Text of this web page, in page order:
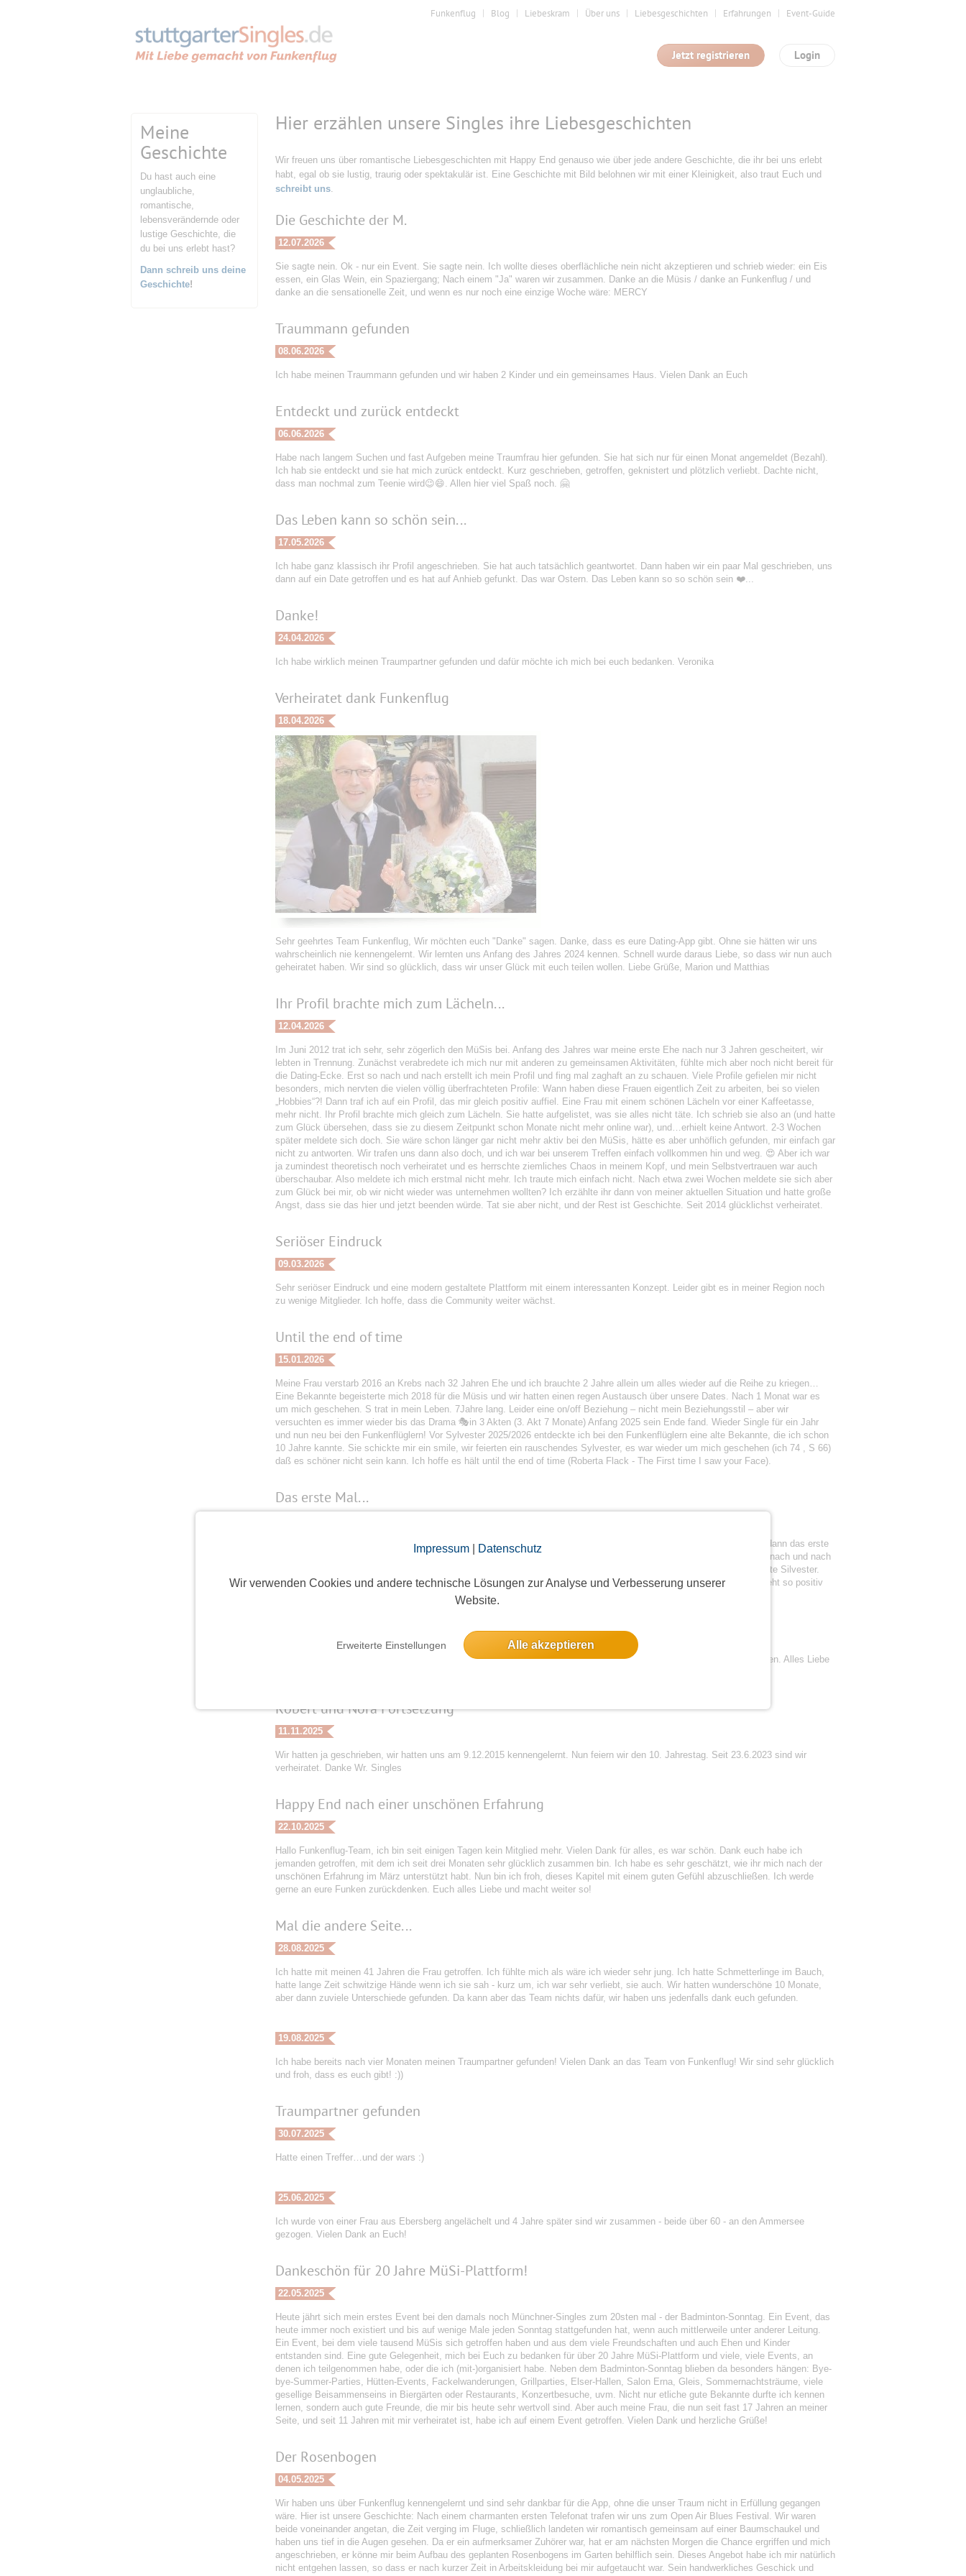
Impressum| Datenschutz
Wir verwenden Cookies und andere technische Lösungen zur Analyse und Verbesserung unserer
Website.
Erweiterte Einstellungen Alle akzeptieren
Funkenflug Blog Liebeskram Über uns Liebesgeschichten Erfahrungen Event-Guide
Login
Jetzt registrieren
Meine
Geschichte
Du hast auch eine
unglaubliche,
romantische,
lebensverändernde oder
lustige Geschichte, die
du bei uns erlebt hast?
Dann schreib uns deine
Geschichte!
Hier erzählen unsere Singles ihre Liebesgeschichten
Wir freuen uns über romantische Liebesgeschichten mit Happy End genauso wie über jede andere Geschichte, die ihr bei uns erlebt
habt, egal ob sie lustig, traurig oder spektakulär ist. Eine Geschichte mit Bild belohnen wir mit einer Kleinigkeit, also traut Euch und
schreibt uns.
Die Geschichte der M.
12.07.2026
Sie sagte nein. Ok - nur ein Event. Sie sagte nein. Ich wollte dieses oberflächliche nein nicht akzeptieren und schrieb wieder: ein Eis
essen, ein Glas Wein, ein Spaziergang; Nach einem "Ja" waren wir zusammen. Danke an die Müsis / danke an Funkenflug / und
danke an die sensationelle Zeit, und wenn es nur noch eine einzige Woche wäre: MERCY
Traummann gefunden
08.06.2026
Ich habe meinen Traummann gefunden und wir haben 2 Kinder und ein gemeinsames Haus. Vielen Dank an Euch
Entdeckt und zurück entdeckt
06.06.2026
Habe nach langem Suchen und fast Aufgeben meine Traumfrau hier gefunden. Sie hat sich nur für einen Monat angemeldet (Bezahl).
Ich hab sie entdeckt und sie hat mich zurück entdeckt. Kurz geschrieben, getroffen, geknistert und plötzlich verliebt. Dachte nicht,
dass man nochmal zum Teenie wird😉😄. Allen hier viel Spaß noch. 🤗
Das Leben kann so schön sein...
17.05.2026
Ich habe ganz klassisch ihr Profil angeschrieben. Sie hat auch tatsächlich geantwortet. Dann haben wir ein paar Mal geschrieben, uns
dann auf ein Date getroffen und es hat auf Anhieb gefunkt. Das war Ostern. Das Leben kann so so schön sein ❤️...
Danke!
24.04.2026
Ich habe wirklich meinen Traumpartner gefunden und dafür möchte ich mich bei euch bedanken. Veronika
Verheiratet dank Funkenflug
18.04.2026
Sehr geehrtes Team Funkenflug, Wir möchten euch "Danke" sagen. Danke, dass es eure Dating-App gibt. Ohne sie hätten wir uns
wahrscheinlich nie kennengelernt. Wir lernten uns Anfang des Jahres 2024 kennen. Schnell wurde daraus Liebe, so dass wir nun auch
geheiratet haben. Wir sind so glücklich, dass wir unser Glück mit euch teilen wollen. Liebe Grüße, Marion und Matthias
Ihr Profil brachte mich zum Lächeln...
12.04.2026
Im Juni 2012 trat ich sehr, sehr zögerlich den MüSis bei. Anfang des Jahres war meine erste Ehe nach nur 3 Jahren gescheitert, wir
lebten in Trennung. Zunächst verabredete ich mich nur mit anderen zu gemeinsamen Aktivitäten, fühlte mich aber noch nicht bereit für
die Dating-Ecke. Erst so nach und nach erstellt ich mein Profil und fing mal zaghaft an zu schauen. Viele Profile gefielen mir nicht
besonders, mich nervten die vielen völlig überfrachteten Profile: Wann haben diese Frauen eigentlich Zeit zu arbeiten, bei so vielen
„Hobbies“?! Dann traf ich auf ein Profil, das mir gleich positiv auffiel. Eine Frau mit einem schönen Lächeln vor einer Kaffeetasse,
mehr nicht. Ihr Profil brachte mich gleich zum Lächeln. Sie hatte aufgelistet, was sie alles nicht täte. Ich schrieb sie also an (und hatte
zum Glück übersehen, dass sie zu diesem Zeitpunkt schon Monate nicht mehr online war), und…erhielt keine Antwort. 2-3 Wochen
später meldete sich doch. Sie wäre schon länger gar nicht mehr aktiv bei den MüSis, hätte es aber unhöflich gefunden, mir einfach gar
nicht zu antworten. Wir trafen uns dann also doch, und ich war bei unserem Treffen einfach vollkommen hin und weg. 😍 Aber ich war
ja zumindest theoretisch noch verheiratet und es herrschte ziemliches Chaos in meinem Kopf, und mein Selbstvertrauen war auch
überschaubar. Also meldete ich mich erstmal nicht mehr. Ich traute mich einfach nicht. Nach etwa zwei Wochen meldete sie sich aber
zum Glück bei mir, ob wir nicht wieder was unternehmen wollten? Ich erzählte ihr dann von meiner aktuellen Situation und hatte große
Angst, dass sie das hier und jetzt beenden würde. Tat sie aber nicht, und der Rest ist Geschichte. Seit 2014 glücklichst verheiratet.
Seriöser Eindruck
09.03.2026
Sehr seriöser Eindruck und eine modern gestaltete Plattform mit einem interessanten Konzept. Leider gibt es in meiner Region noch
zu wenige Mitglieder. Ich hoffe, dass die Community weiter wächst.
Until the end of time
15.01.2026
Meine Frau verstarb 2016 an Krebs nach 32 Jahren Ehe und ich brauchte 2 Jahre allein um alles wieder auf die Reihe zu kriegen…
Eine Bekannte begeisterte mich 2018 für die Müsis und wir hatten einen regen Austausch über unsere Dates. Nach 1 Monat war es
um mich geschehen. S trat in mein Leben. 7Jahre lang. Leider eine on/off Beziehung – nicht mein Beziehungsstil – aber wir
versuchten es immer wieder bis das Drama 🎭in 3 Akten (3. Akt 7 Monate) Anfang 2025 sein Ende fand. Wieder Single für ein Jahr
und nun neu bei den Funkenflüglern! Vor Sylvester 2025/2026 entdeckte ich bei den Funkenflüglern eine alte Bekannte, die ich schon
10 Jahre kannte. Sie schickte mir ein smile, wir feierten ein rauschendes Sylvester, es war wieder um mich geschehen (ich 74 , S 66)
daß es schöner nicht sein kann. Ich hoffe es hält until the end of time (Roberta Flack - The First time I saw your Face).
Das erste Mal...
Am 6.12.2024 haben mein Partner und ich angefangen uns über Funkenflug zu schreiben. Am 2.1.2025 haben wir uns dann das erste
Mal live getroffen und am 9.1.2025 waren wir zusammen. ... Das weitere Jahr über waren wir unzertrennlich und haben nach und nach
das Leben des anderen kennengelernt. Der erste gemeinsame Urlaub, das erste Mal gemeinsam Weihnachten, das erste Silvester.
2026 hält viel für uns bereit, denn im März ziehen wir in ein gemeinsames Häuschen. Ich hoffe die Liebesgeschichte geht so positiv
weiter. Danke, dass ihr uns zusammen gebracht habt.
Meine Geschichte ist zu komplex um hier alles zu erzählen:-) Es ist einfach nur wunderbar, dass wir uns gefunden haben. Alles Liebe
Robert und Nora Fortsetzung
11.11.2025
Wir hatten ja geschrieben, wir hatten uns am 9.12.2015 kennengelernt. Nun feiern wir den 10. Jahrestag. Seit 23.6.2023 sind wir
verheiratet. Danke Wr. Singles
Happy End nach einer unschönen Erfahrung
22.10.2025
Hallo Funkenflug-Team, ich bin seit einigen Tagen kein Mitglied mehr. Vielen Dank für alles, es war schön. Dank euch habe ich
jemanden getroffen, mit dem ich seit drei Monaten sehr glücklich zusammen bin. Ich habe es sehr geschätzt, wie ihr mich nach der
unschönen Erfahrung im März unterstützt habt. Nun bin ich froh, dieses Kapitel mit einem guten Gefühl abzuschließen. Ich werde
gerne an eure Funken zurückdenken. Euch alles Liebe und macht weiter so!
Mal die andere Seite...
28.08.2025
Ich hatte mit meinen 41 Jahren die Frau getroffen. Ich fühlte mich als wäre ich wieder sehr jung. Ich hatte Schmetterlinge im Bauch,
hatte lange Zeit schwitzige Hände wenn ich sie sah - kurz um, ich war sehr verliebt, sie auch. Wir hatten wunderschöne 10 Monate,
aber dann zuviele Unterschiede gefunden. Da kann aber das Team nichts dafür, wir haben uns jedenfalls dank euch gefunden.
19.08.2025
Ich habe bereits nach vier Monaten meinen Traumpartner gefunden! Vielen Dank an das Team von Funkenflug! Wir sind sehr glücklich
und froh, dass es euch gibt! :))
Traumpartner gefunden
30.07.2025
Hatte einen Treffer…und der wars :)
25.06.2025
Ich wurde von einer Frau aus Ebersberg angelächelt und 4 Jahre später sind wir zusammen - beide über 60 - an den Ammersee
gezogen. Vielen Dank an Euch!
Dankeschön für 20 Jahre MüSi-Plattform!
22.05.2025
Heute jährt sich mein erstes Event bei den damals noch Münchner-Singles zum 20sten mal - der Badminton-Sonntag. Ein Event, das
heute immer noch existiert und bis auf wenige Male jeden Sonntag stattgefunden hat, wenn auch mittlerweile unter anderer Leitung.
Ein Event, bei dem viele tausend MüSis sich getroffen haben und aus dem viele Freundschaften und auch Ehen und Kinder
entstanden sind. Eine gute Gelegenheit, mich bei Euch zu bedanken für über 20 Jahre MüSi-Plattform und viele, viele Events, an
denen ich teilgenommen habe, oder die ich (mit-)organisiert habe. Neben dem Badminton-Sonntag blieben da besonders hängen: Bye-
bye-Summer-Parties, Hütten-Events, Fackelwanderungen, Grillparties, Elser-Hallen, Salon Erna, Gleis, Sommernachtsträume, viele
gesellige Beisammenseins in Biergärten oder Restaurants, Konzertbesuche, uvm. Nicht nur etliche gute Bekannte durfte ich kennen
lernen, sondern auch gute Freunde, die mir bis heute sehr wertvoll sind. Aber auch meine Frau, die nun seit fast 17 Jahren an meiner
Seite, und seit 11 Jahren mit mir verheiratet ist, habe ich auf einem Event getroffen. Vielen Dank und herzliche Grüße!
Der Rosenbogen
04.05.2025
Wir haben uns über Funkenflug kennengelernt und sind sehr dankbar für die App, ohne die unser Traum nicht in Erfüllung gegangen
wäre. Hier ist unsere Geschichte: Nach einem charmanten ersten Telefonat trafen wir uns zum Open Air Blues Festival. Wir waren
beide voneinander angetan, die Zeit verging im Fluge, schließlich landeten wir romantisch gemeinsam auf einer Baumschaukel und
haben uns tief in die Augen gesehen. Da er ein aufmerksamer Zuhörer war, hat er am nächsten Morgen die Chance ergriffen und mich
angeschrieben, er könne mir beim Aufbau des geplanten Rosenbogens im Garten behilflich sein. Dieses Angebot habe ich mir natürlich
nicht entgehen lassen, so dass er nach kurzer Zeit in Arbeitskleidung bei mir aufgetaucht war. Sein handwerkliches Geschick und